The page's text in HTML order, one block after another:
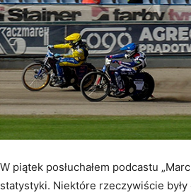
W piątek posłuchałem podcastu
statystyki. Niektóre rzeczywiście były